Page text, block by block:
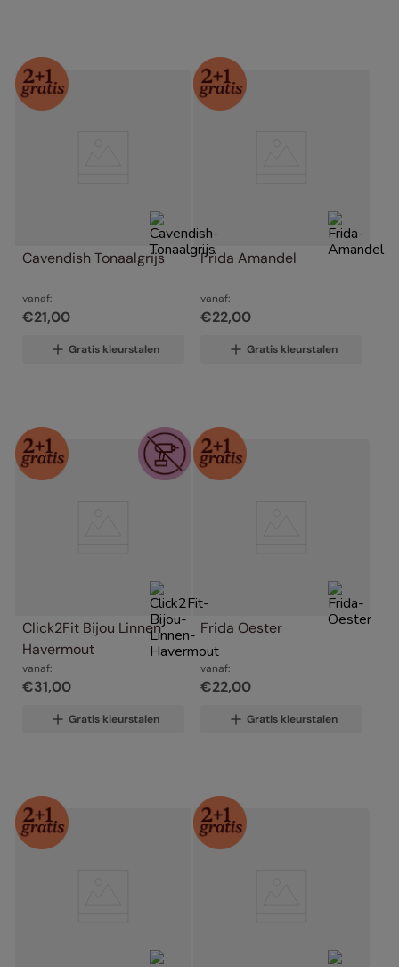
Cavendish Tonaalgrijs
vanaf:
€21,00
Gratis kleurstalen
Frida Amandel
vanaf:
€22,00
Gratis kleurstalen
Click2Fit Bijou Linnen
Havermout
vanaf:
€31,00
Gratis kleurstalen
Frida Oester
vanaf:
€22,00
Gratis kleurstalen